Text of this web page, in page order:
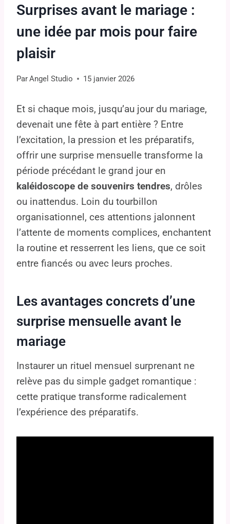
Surprises avant le mariage :
une idée par mois pour faire
plaisir
ParAngel Studio 15 janvier 2026
Et si chaque mois, jusqu’au jour du mariage,
devenait une fête à part entière ? Entre
l’excitation, la pression et les préparatifs,
offrir une surprise mensuelle transforme la
période précédant le grand jour en
kaléidoscope de souvenirs tendres, drôles
ou inattendus. Loin du tourbillon
organisationnel, ces attentions jalonnent
l’attente de moments complices, enchantent
la routine et resserrent les liens, que ce soit
entre fiancés ou avec leurs proches.
Les avantages concrets d’une
surprise mensuelle avant le
mariage
Instaurer un rituel mensuel surprenant ne
relève pas du simple gadget romantique :
cette pratique transforme radicalement
l’expérience des préparatifs.